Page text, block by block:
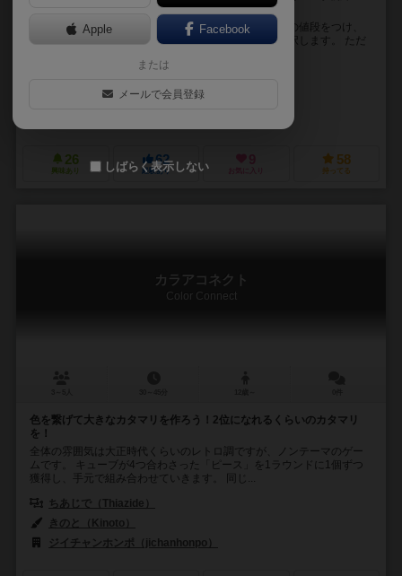
手番プレイヤーは山札からめくったカードに対し任意の値段をつけ、
他のプレイヤーはそのうち一つを購入するかどうか選択します。 ただ
きのと（Kinoto）
26
興味あり
62
経験あり
9
お気に入り
58
持ってる
カラアコネクト
Color Connect
色を繋げて大きなカタマリを作ろう！2位になれるくらいのカタマリ
を！
全体の雰囲気は大正時代くらいのレトロ調ですが、ノンテーマのゲー
ムです。 キューブが4つ合わさった「ピース」を1ラウンドに1個ずつ
獲得し、手元で組み合わせていきます。 同じ...
ちあじで（Thiazide）
きのと（Kinoto）
ジイチャンホンポ（jichanhonpo）
Apple Facebook
または
メールで会員登録
しばらく表示しない